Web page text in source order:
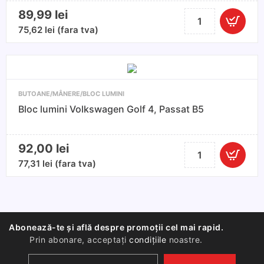
B5
89,99 lei
75,62 lei (fara tva)
Cantitate
Bloc
2013
BUTOANE/MÂNERE/BLOC LUMINI
Bloc lumini Volkswagen Golf 4, Passat B5
92,00 lei
77,31 lei (fara tva)
Cantitate
Bloc
Passat
B5
Abonează-te și află despre promoții cel mai rapid.
Prin abonare, acceptațicondițiile noastre.